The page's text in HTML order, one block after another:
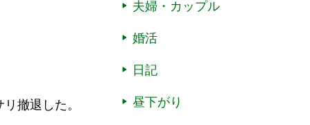
撤退した。
夫婦・カップル
婚活
日記
昼下がり